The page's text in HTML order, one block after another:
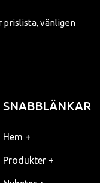
prislista, vänligen
SNABBLÄNKAR
Hem +
Produkter +